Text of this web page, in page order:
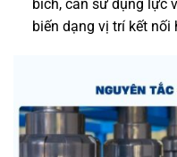
bích, cần sử dụng lực
biến dạng vị trí kết nối